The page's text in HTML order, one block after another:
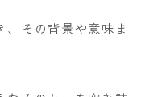
その背景や意味ま